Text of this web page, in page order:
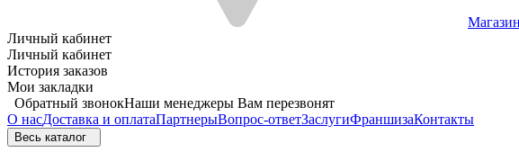
Личный кабинет
Личный кабинет
История заказов
Мои закладки
Обратный звонокНаши менеджеры Вам перезвонят
О насДоставка и оплатаПартнерыВопрос-ответЗаслугиФраншизаКонтакты
Весь каталог